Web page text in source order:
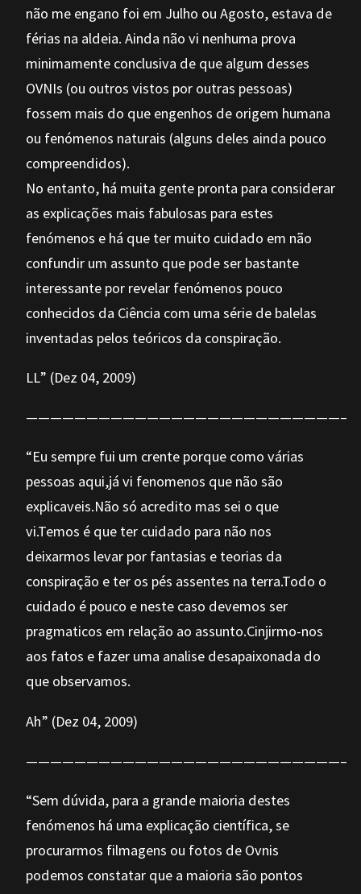
não me engano foi em Julho ou Agosto, estava de
férias na aldeia. Ainda não vi nenhuma prova
minimamente conclusiva de que algum desses
OVNIs (ou outros vistos por outras pessoas)
fossem mais do que engenhos de origem humana
ou fenómenos naturais (alguns deles ainda pouco
compreendidos).
No entanto, há muita gente pronta para considerar
as explicações mais fabulosas para estes
fenómenos e há que ter muito cuidado em não
confundir um assunto que pode ser bastante
interessante por revelar fenómenos pouco
conhecidos da Ciência com uma série de balelas
inventadas pelos teóricos da conspiração.
LL” (Dez 04, 2009)
——————————————————————————–
“Eu sempre fui um crente porque como várias
pessoas aqui,já vi fenomenos que não são
explicaveis.Não só acredito mas sei o que
vi.Temos é que ter cuidado para não nos
deixarmos levar por fantasias e teorias da
conspiração e ter os pés assentes na terra.Todo o
cuidado é pouco e neste caso devemos ser
pragmaticos em relação ao assunto.Cinjirmo-nos
aos fatos e fazer uma analise desapaixonada do
que observamos.
Ah” (Dez 04, 2009)
——————————————————————————–
“Sem dúvida, para a grande maioria destes
fenómenos há uma explicação científica, se
procurarmos filmagens ou fotos de Ovnis
podemos constatar que a maioria são pontos